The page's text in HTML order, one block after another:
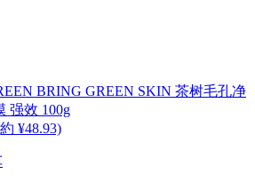
BRING GREEN SKIN 茶树毛孔净
强效 100g
¥48.93)